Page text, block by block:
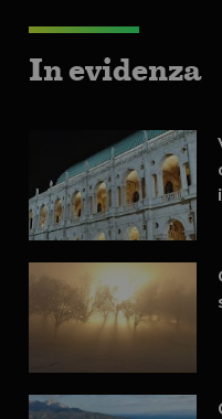
In evidenza